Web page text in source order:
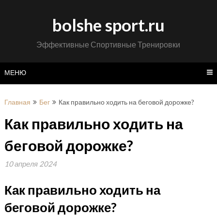
bolshe sport.ru
Эффективные Спортивные Тренировки
МЕНЮ
Главная Бег Как правильно ходить на беговой дорожке?
Как правильно ходить на
беговой дорожке?
10 апреля 2024
Как правильно ходить на
беговой дорожке?